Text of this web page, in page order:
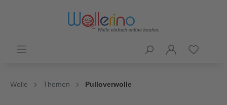
Wolle Themen Pulloverwolle